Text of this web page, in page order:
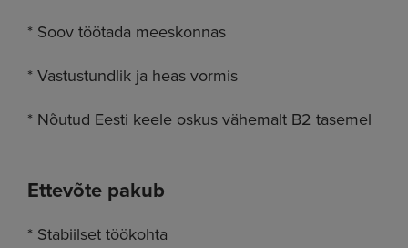
* Soov töötada meeskonnas
* Vastustundlik ja heas vormis
* Nõutud Eesti keele oskus vähemalt B2 tasemel
Ettevõte pakub
* Stabiilset töökohta